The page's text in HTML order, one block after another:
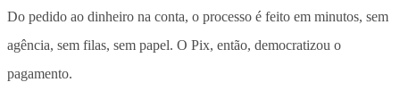
Do pedido ao dinheiro na conta, o processo é feito em minutos, sem
agência, sem filas, sem papel. O Pix, então, democratizou o
pagamento.